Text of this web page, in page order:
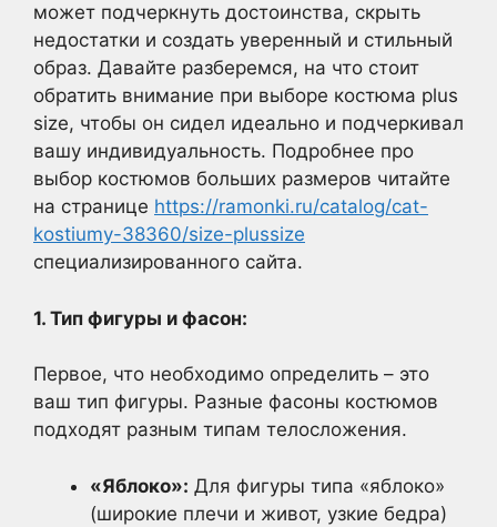
может подчеркнуть достоинства, скрыть
недостатки и создать уверенный и стильный
образ. Давайте разберемся, на что стоит
обратить внимание при выборе костюма plus
size, чтобы он сидел идеально и подчеркивал
вашу индивидуальность. Подробнее про
выбор костюмов больших размеров читайте
на странице https://ramonki.ru/catalog/cat-
kostiumy-38360/size-plussize
специализированного сайта.
1. Тип фигуры и фасон:
Первое, что необходимо определить – это
ваш тип фигуры. Разные фасоны костюмов
подходят разным типам телосложения.
«Яблоко»: Для фигуры типа «яблоко»
(широкие плечи и живот, узкие бедра)